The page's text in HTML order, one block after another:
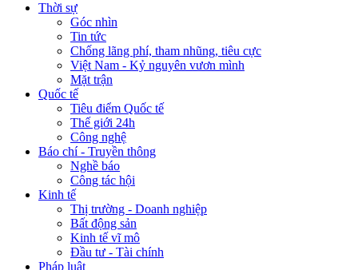
Thời sự
Góc nhìn
Tin tức
Chống lãng phí, tham nhũng, tiêu cực
Việt Nam - Kỷ nguyên vươn mình
Mặt trận
Quốc tế
Tiêu điểm Quốc tế
Thế giới 24h
Công nghệ
Báo chí - Truyền thông
Nghề báo
Công tác hội
Kinh tế
Thị trường - Doanh nghiệp
Bất động sản
Kinh tế vĩ mô
Đầu tư - Tài chính
Pháp luật